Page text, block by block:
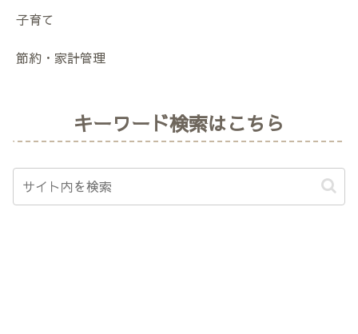
子育て
節約・家計管理
キーワード検索はこちら